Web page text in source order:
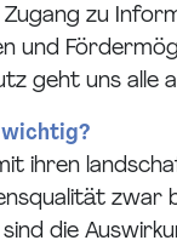
zu
und
geht uns alle
ihren
zwar
die